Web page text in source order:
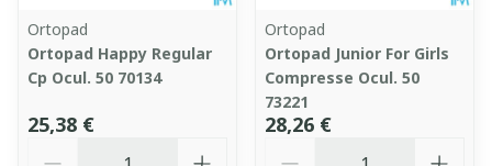
Ortopad
Ortopad Happy Regular
Cp Ocul. 50 70134
25,38 €
Ortopad
Ortopad Junior For Girls
Compresse Ocul. 50
73221
28,26 €